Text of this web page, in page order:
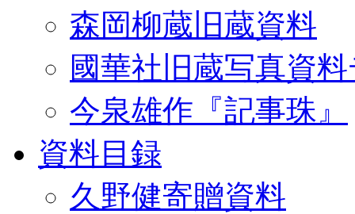
森岡柳蔵旧蔵資料
國華社旧蔵写真資
今泉雄作『記事珠』
資料目録
久野健寄贈資料